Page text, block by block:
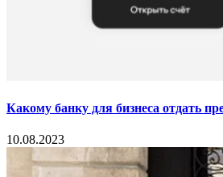
Какому банку для бизнеса отдать
10.08.2023